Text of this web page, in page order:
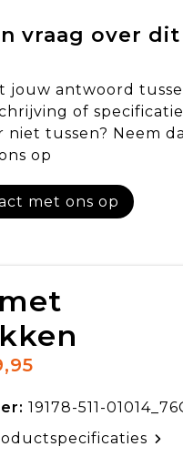
vraag over dit
jouw antwoord
of
niet tussen? Neem
op
met ons op
19178-511-